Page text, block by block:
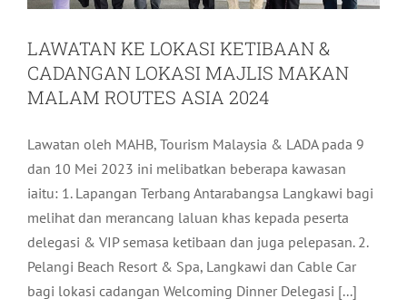
LAWATAN KE LOKASI KETIBAAN &
CADANGAN LOKASI MAJLIS MAKAN
MALAM ROUTES ASIA 2024
Lawatan oleh MAHB, Tourism Malaysia & LADA pada 9
dan 10 Mei 2023 ini melibatkan beberapa kawasan
iaitu: 1. Lapangan Terbang Antarabangsa Langkawi bagi
melihat dan merancang laluan khas kepada peserta
delegasi & VIP semasa ketibaan dan juga pelepasan. 2.
Pelangi Beach Resort & Spa, Langkawi dan Cable Car
bagi lokasi cadangan Welcoming Dinner Delegasi [...]
PROGRAM MAJLIS BERBUKA PUASA